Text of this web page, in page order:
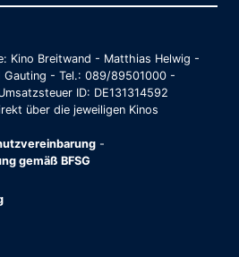
Kino Breitwand - Matthias Helwig -
Gauting - Tel.: 089/89501000 -
ID: DE131314592
über die jeweiligen Kinos
-
gemäß BFSG